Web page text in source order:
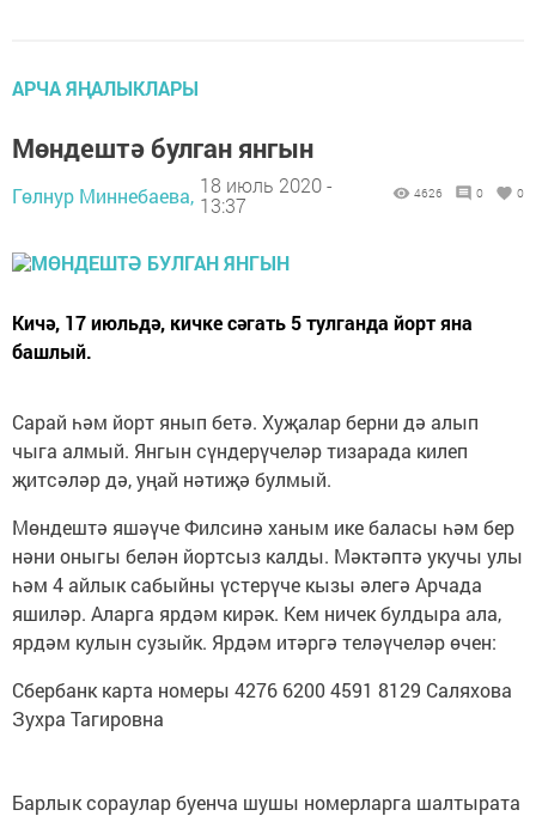
АРЧА ЯҢАЛЫКЛАРЫ
Мөндештә булган янгын
Гөлнур Миннебаева, 18 июль 2020 -
13:37
4626 0 0
Кичә, 17 июльдә, кичке сәгать 5 тулганда йорт яна
башлый.
Сарай һәм йорт янып бетә. Хуҗалар берни дә алып
чыга алмый. Янгын сүндерүчеләр тизарада килеп
җитсәләр дә, уңай нәтиҗә булмый.
Мөндештә яшәүче Филсинә ханым ике баласы һәм бер
нәни оныгы белән йортсыз калды. Мәктәптә укучы улы
һәм 4 айлык сабыйны үстерүче кызы әлегә Арчада
яшиләр. Аларга ярдәм кирәк. Кем ничек булдыра ала,
ярдәм кулын сузыйк. Ярдәм итәргә теләүчеләр өчен:
Сбербанк карта номеры 4276 6200 4591 8129 Саляхова
Зухра Тагировна
Барлык сораулар буенча шушы номерларга шалтырата